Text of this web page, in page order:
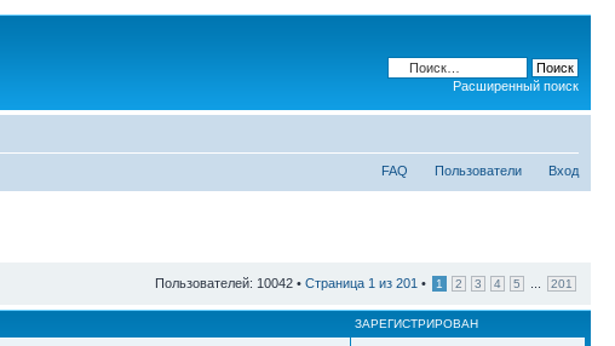
Расширенный поиск
FAQ Пользователи Вход
Пользователей: 10042 • Страница 1 из 201 • 1 2 3 4 5 201
ЗАРЕГИСТРИРОВАН